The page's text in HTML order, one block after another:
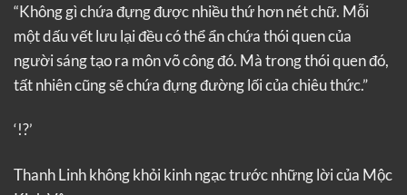
“Không gì chứa đựng được nhiều thứ hơn nét chữ. Mỗi
một dấu vết lưu lại đều có thể ẩn chứa thói quen của
người sáng tạo ra môn võ công đó. Mà trong thói quen đó,
tất nhiên cũng sẽ chứa đựng đường lối của chiêu thức.”
‘!?’
Thanh Linh không khỏi kinh ngạc trước những lời của Mộc